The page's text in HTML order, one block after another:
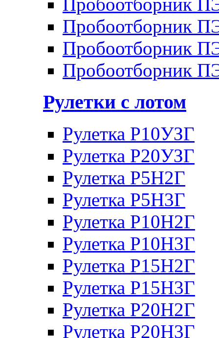
Пробоотборник
Пробоотборник
Пробоотборник
Пробоотборник
Рулетки с лотом
Рулетка Р10УЗГ
Рулетка Р20УЗГ
Рулетка Р5Н2Г
Рулетка Р5Н3Г
Рулетка Р10Н2Г
Рулетка Р10Н3Г
Рулетка Р15Н2Г
Рулетка Р15Н3Г
Рулетка Р20Н2Г
Рулетка Р20Н3Г